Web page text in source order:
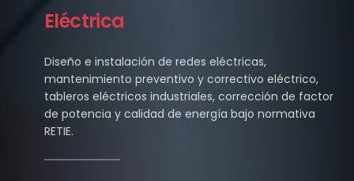
Eléctrica
Diseño e instalación de redes eléctricas,
mantenimiento preventivo y correctivo eléctrico,
tableros eléctricos industriales, corrección de factor
de potencia y calidad de energía bajo normativa
RETIE.